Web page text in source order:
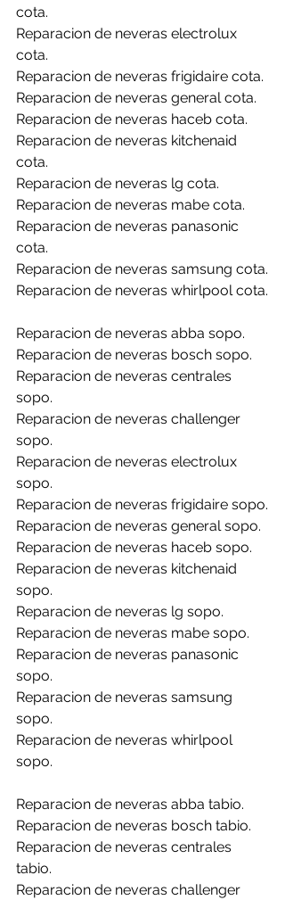
cota.
Reparacion de neveras electrolux
cota.
Reparacion de neveras frigidaire cota.
Reparacion de neveras general cota.
Reparacion de neveras haceb cota.
Reparacion de neveras kitchenaid
cota.
Reparacion de neveras lg cota.
Reparacion de neveras mabe cota.
Reparacion de neveras panasonic
cota.
Reparacion de neveras samsung cota.
Reparacion de neveras whirlpool cota.
Reparacion de neveras abba sopo.
Reparacion de neveras bosch sopo.
Reparacion de neveras centrales
sopo.
Reparacion de neveras challenger
sopo.
Reparacion de neveras electrolux
sopo.
Reparacion de neveras frigidaire sopo.
Reparacion de neveras general sopo.
Reparacion de neveras haceb sopo.
Reparacion de neveras kitchenaid
sopo.
Reparacion de neveras lg sopo.
Reparacion de neveras mabe sopo.
Reparacion de neveras panasonic
sopo.
Reparacion de neveras samsung
sopo.
Reparacion de neveras whirlpool
sopo.
Reparacion de neveras abba tabio.
Reparacion de neveras bosch tabio.
Reparacion de neveras centrales
tabio.
Reparacion de neveras challenger